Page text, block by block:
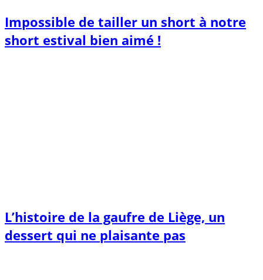
Impossible de tailler un short à notre
short estival bien aimé !
L’histoire de la gaufre de Liège, un
dessert qui ne plaisante pas